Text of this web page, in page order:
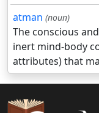
atman (noun)
The conscious
inert mind-body
attributes) that